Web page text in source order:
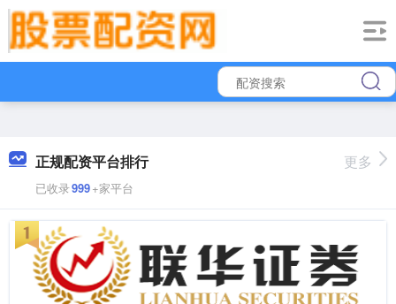
正规配资平台排行
已收录999+家平台
更多